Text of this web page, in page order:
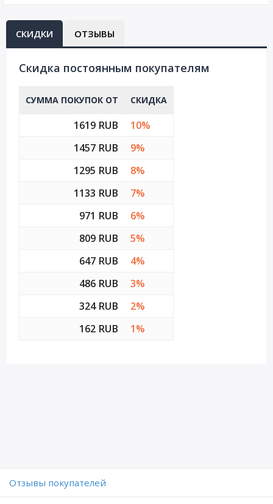
СКИДКИ ОТЗЫВЫ
Cкидка постоянным покупателям
СУММА ПОКУПОК ОТ СКИДКА
1619 RUB
10%
1457 RUB
9%
1295 RUB
8%
1133 RUB
7%
971 RUB
6%
809 RUB
5%
647 RUB
4%
486 RUB
3%
324 RUB
2%
162 RUB
1%
Отзывы покупателей